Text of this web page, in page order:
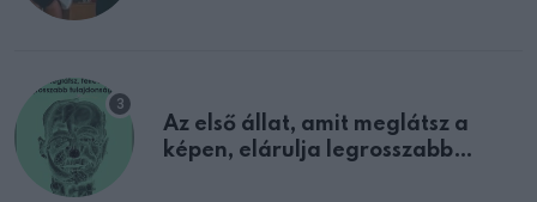
Az első állat, amit meglátsz a
képen, elárulja legrosszabb